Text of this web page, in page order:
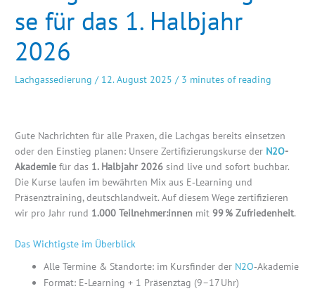
se für das 1. Halbjahr
2026
Lachgassedierung / 12. August 2025/ 3 minutes of reading
Gute Nachrichten für alle Praxen, die Lachgas bereits einsetzen
oder den Einstieg planen: Unsere Zertifizierungskurse der N2O-
Akademiefür das 1. Halbjahr 2026 sind live und sofort buchbar.
Die Kurse laufen im bewährten Mix aus E‑Learning und
Präsenztraining, deutschlandweit. Auf diesem Wege zertifizieren
wir pro Jahr rund 1.000 Teilnehmer:innen mit99 % Zufriedenheit.
Das Wichtigste im Überblick
Alle Termine & Standorte: im Kursfinder der N2O‑Akademie
Format: E‑Learning + 1 Präsenztag (9–17 Uhr)